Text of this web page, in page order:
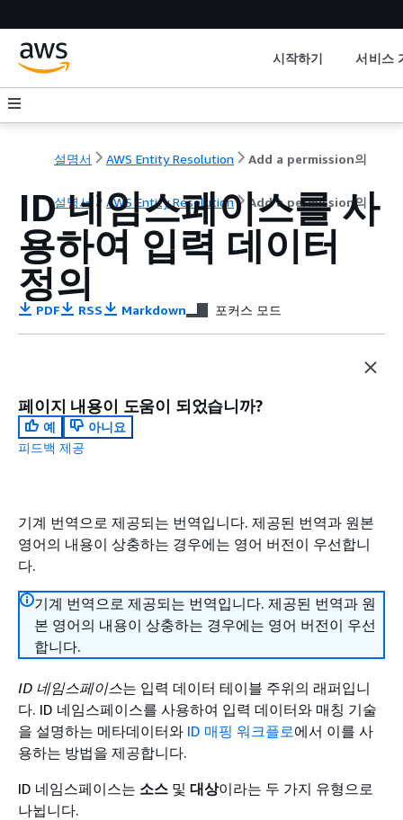
시작하기 서비스
설명서 AWS Entity Resolution Add a permission의
설명서 AWS Entity Resolution Add a permission의
ID 네임스페이스를 사
용하여 입력 데이터
정의
PDF RSS Markdown 포커스 모드
기계 번역으로 제공되는 번역입니다. 제공된 번역과 원본
영어의 내용이 상충하는 경우에는 영어 버전이 우선합니
다.
기계 번역으로 제공되는 번역입니다. 제공된 번역과 원
본 영어의 내용이 상충하는 경우에는 영어 버전이 우선
합니다.
ID 네임스페이스는 입력 데이터 테이블 주위의 래퍼입니
다. ID 네임스페이스를 사용하여 입력 데이터와 매칭 기술
을 설명하는 메타데이터와 ID 매핑 워크플로에서 이를 사
용하는 방법을 제공합니다.
ID 네임스페이스는 소스 및 대상이라는 두 가지 유형으로
나뉩니다.
페이지 내용이 도움이 되었습니까?
예
아니요
피드백 제공